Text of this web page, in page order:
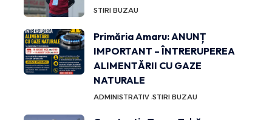
STIRI BUZAU
Primăria Amaru: ANUNȚ
IMPORTANT – ÎNTRERUPEREA
ALIMENTĂRII CU GAZE
NATURALE
ADMINISTRATIV STIRI BUZAU